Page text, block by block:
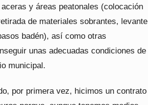
y áreas peatonales (colocación
de materiales sobrantes, levante
badén), así como otras
unas adecuadas condiciones de
municipal.
por primera vez, hicimos un contrato